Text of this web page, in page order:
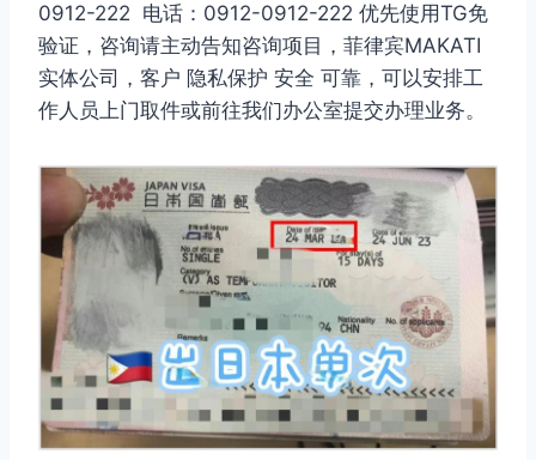
0912-222 电话：0912-0912-222 优先使用TG免
验证，咨询请主动告知咨询项目，菲律宾MAKATI
实体公司，客户 隐私保护 安全 可靠，可以安排工
作人员上门取件或前往我们办公室提交办理业务。